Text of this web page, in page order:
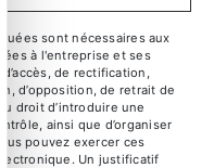
sont nécessaires aux
à l'entreprise et ses
de rectification,
d’opposition, de retrait de
droit d’introduire une
ainsi que d’organiser
pouvez exercer ces
Un justificatif